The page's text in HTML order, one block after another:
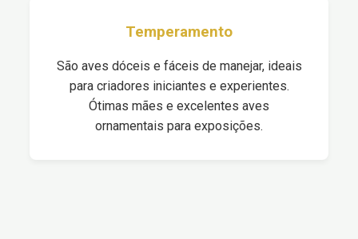
Temperamento
São aves dóceis e fáceis de manejar, ideais
para criadores iniciantes e experientes.
Ótimas mães e excelentes aves
ornamentais para exposições.